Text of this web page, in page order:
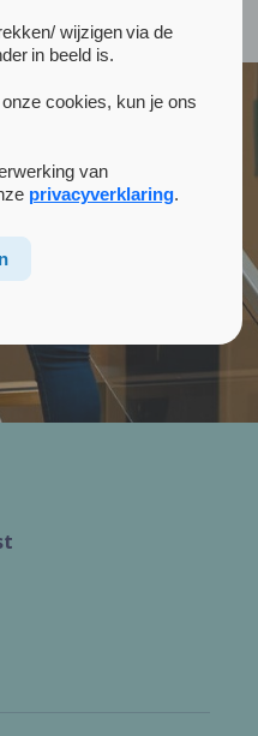
wijzigen via de
in beeld is.
cookies, kun je ons
van
privacyverklaring.